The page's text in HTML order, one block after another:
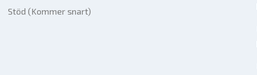
Stöd (Kommer snart)